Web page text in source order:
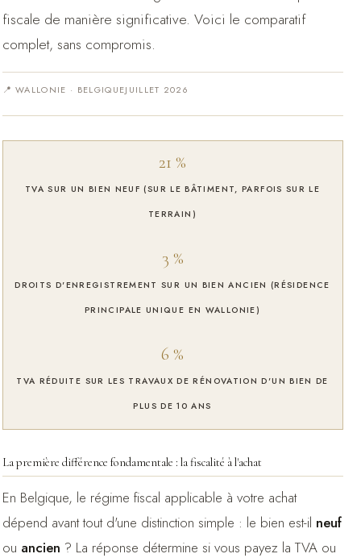
fiscale de manière significative. Voici le comparatif
complet, sans compromis.
📍 WALLONIE · BELGIQUEJUILLET 2026
21 %
TVA SUR UN BIEN NEUF (SUR LE BÂTIMENT, PARFOIS SUR LE
TERRAIN)
3 %
DROITS D'ENREGISTREMENT SUR UN BIEN ANCIEN (RÉSIDENCE
PRINCIPALE UNIQUE EN WALLONIE)
6 %
TVA RÉDUITE SUR LES TRAVAUX DE RÉNOVATION D'UN BIEN DE
PLUS DE 10 ANS
La première différence fondamentale : la fiscalité à l'achat
En Belgique, le régime fiscal applicable à votre achat
dépend avant tout d'une distinction simple : le bien est-il neuf
ou ancien ? La réponse détermine si vous payez la TVA ou